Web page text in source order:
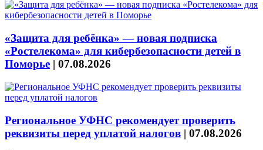
«Защита для ребёнка» — новая подписка
«Ростелекома» для кибербезопасности детей в
Поморье | 07.08.2026
Региональное УФНС рекомендует проверить
реквизиты перед уплатой налогов | 07.08.2026